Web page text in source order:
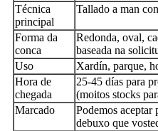
Técnica
principal
Tallado a man
Forma da
conca
Redonda, oval,
baseada na
Uso
Xardín, parque,
Hora de
chegada
25-45 días para
(moitos stocks
Marcado
Podemos aceptar
debuxo que